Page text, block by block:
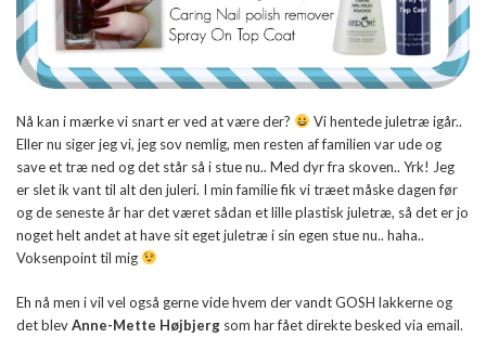
Nå kan i mærke vi snart er ved at være der?
Vi hentede juletræ igår..
Eller nu siger jeg vi, jeg sov nemlig, men resten af familien var ude og
save et træ ned og det står så i stue nu.. Med dyr fra skoven.. Yrk! Jeg
er slet ik vant til alt den juleri. I min familie fik vi træet måske dagen før
og de seneste år har det været sådan et lille plastisk juletræ, så det er jo
noget helt andet at have sit eget juletræ i sin egen stue nu.. haha..
Voksenpoint til mig
Eh nå men i vil vel også gerne vide hvem der vandt GOSH lakkerne og
det blevAnne-Mette Højbjerg som har fået direkte besked via email.